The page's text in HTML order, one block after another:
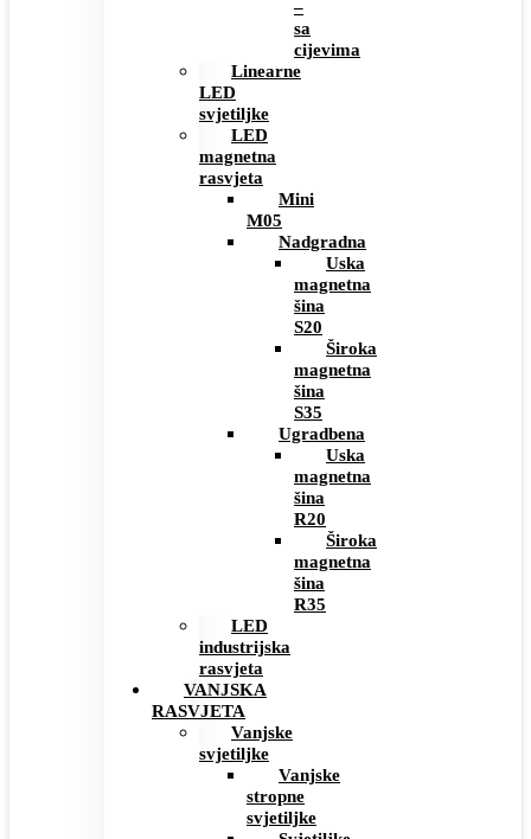
–
sa
cijevima
Linearne
LED
svjetiljke
LED
magnetna
rasvjeta
Mini
M05
Nadgradna
Uska
magnetna
šina
S20
Široka
magnetna
šina
S35
Ugradbena
Uska
magnetna
šina
R20
Široka
magnetna
šina
R35
LED
industrijska
rasvjeta
VANJSKA
RASVJETA
Vanjske
svjetiljke
Vanjske
stropne
svjetiljke